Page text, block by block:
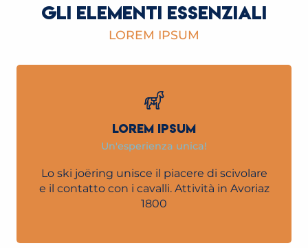
GLI ELEMENTI ESSENZIALI
LOREM IPSUM
LOREM IPSUM
Un'esperienza unica!
Lo ski joëring unisce il piacere di scivolare
e il contatto con i cavalli. Attività in Avoriaz
1800